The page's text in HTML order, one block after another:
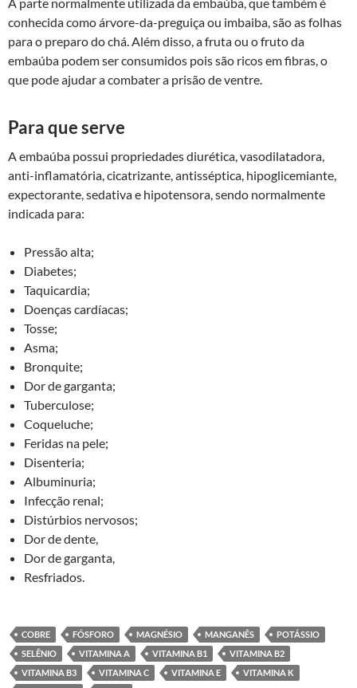
conhecida como árvore-da-preguiça ou imbaiba, são as folhas
para o preparo do chá. Além disso, a fruta ou o fruto da
embaúba podem ser consumidos pois são ricos em fibras, o
que pode ajudar a combater a prisão de ventre.
Para que serve
A embaúba possui propriedades diurética, vasodilatadora,
anti-inflamatória, cicatrizante, antisséptica, hipoglicemiante,
expectorante, sedativa e hipotensora, sendo normalmente
indicada para:
Pressão alta;
Diabetes;
Taquicardia;
Doenças cardíacas;
Tosse;
Asma;
Bronquite;
Dor de garganta;
Tuberculose;
Coqueluche;
Feridas na pele;
Disenteria;
Albuminuria;
Infecção renal;
Distúrbios nervosos;
Dor de dente,
Dor de garganta,
Resfriados.
COBRE FÓSFORO MAGNÉSIO MANGANÊS
POTÁSSIO
SELÊNIO
VITAMINA A VITAMINA B1
VITAMINA B2
VITAMINA B3
VITAMINA C VITAMINA E
VITAMINA K